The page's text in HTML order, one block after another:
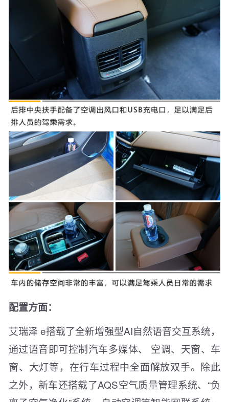
配置方面：
艾瑞泽 e搭载了全新增强型AI自然语音交互系统，
通过语音即可控制汽车多媒体、 空调、天窗、车
窗、大灯等，在行车过程中全面解放双手。除此
之外，新车还搭载了AQS空气质量管理系统、“负